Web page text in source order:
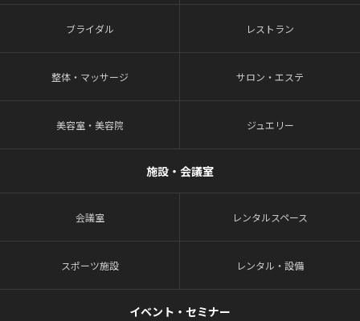
ブライダル レストラン
整体・マッサージ サロン・エステ
美容室・美容院 ジュエリー
施設・会議室
会議室 レンタルスペース
スポーツ施設 レンタル・設備
イベント・セミナー